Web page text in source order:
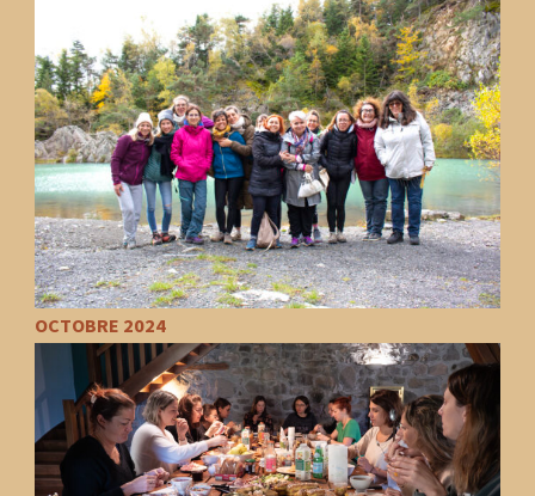
OCTOBRE 2024